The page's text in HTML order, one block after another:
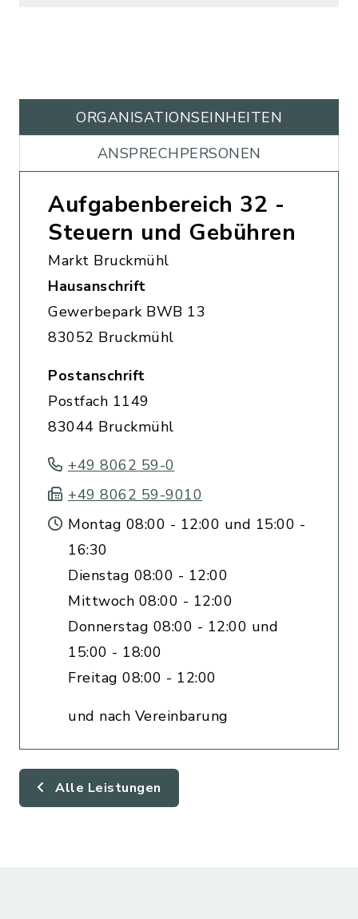
ORGANISATIONS­EINHEITEN
ANSPRECHPERSONEN
Aufgabenbereich 32 -
Steuern und Gebühren
Markt Bruckmühl
Hausanschrift
Gewerbepark BWB 13
83052 Bruckmühl
Postanschrift
Postfach 1149
83044 Bruckmühl
+49 8062 59-0
+49 8062 59-9010
Montag 08:00 - 12:00 und 15:00 -
16:30
Dienstag 08:00 - 12:00
Mittwoch 08:00 - 12:00
Donnerstag 08:00 - 12:00 und
15:00 - 18:00
Freitag 08:00 - 12:00
und nach Vereinbarung
Alle Leistungen